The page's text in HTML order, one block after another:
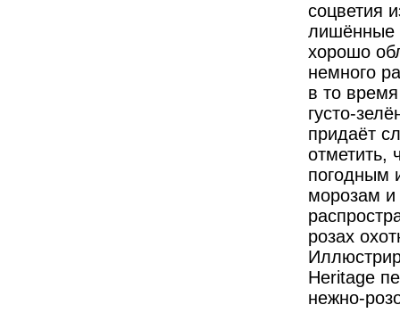
соцветия
лишённые
хорошо
немного
в то
густо-
придаёт
отметить,
погодным
морозам и
розах
Heritage
нежно-